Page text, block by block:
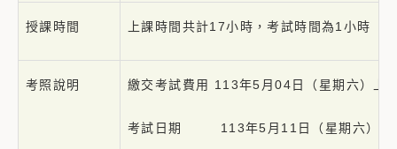
授課時間 上課時間共計17小時，考試時間為1小時
考照說明 繳交考試費用 113年5月04日（星期六）上
考試日期 113年5月11日（星期六）下